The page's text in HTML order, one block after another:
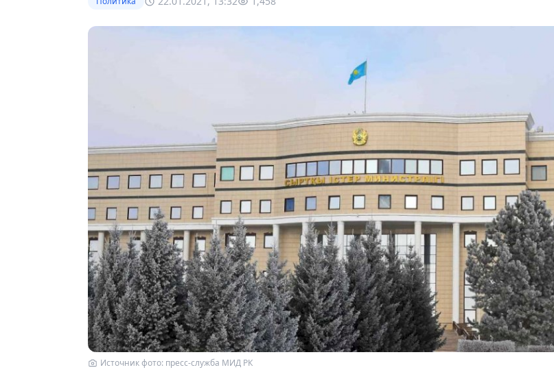
Источник фото: пресс-служба МИД РК